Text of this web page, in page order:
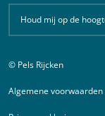
Houd mij op de
Juridische
© Pels Rijcken
Algemene voorwaarden